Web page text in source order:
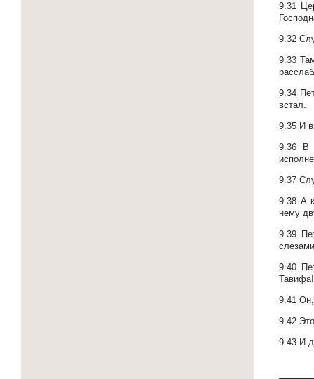
9.31
9.32
9.33
9.34
встал.
9.35 И
9.36
В
9.37
9.38 А
нему
9.39
9.40
9.41 Он,
9.42
9.43 И